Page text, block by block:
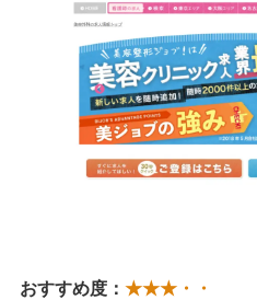
おすすめ度： ★★★・・